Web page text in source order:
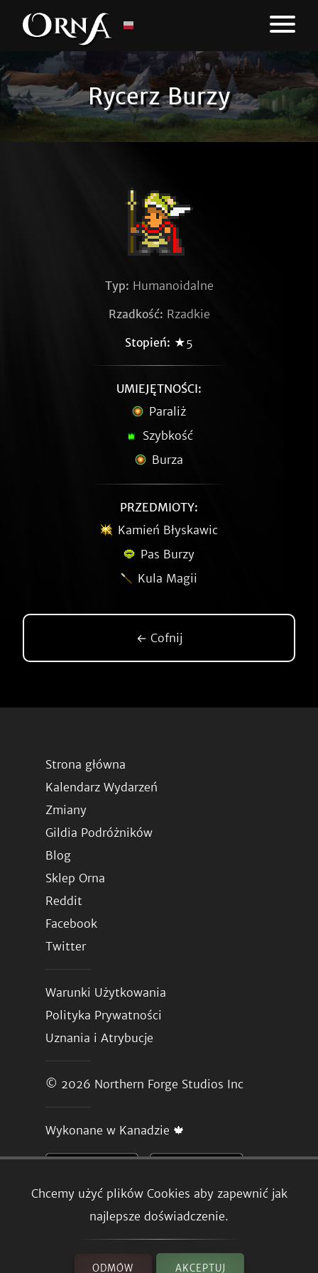
Rycerz Burzy
Chcemy użyć plików Cookies aby zapewnić jak
najlepsze doświadczenie.
ODMÓW AKCEPTUJ
Typ: Humanoidalne
Rzadkość: Rzadkie
Stopień: ★5
UMIEJĘTNOŚCI:
Paraliż
Szybkość
Burza
PRZEDMIOTY:
Kamień Błyskawic
Pas Burzy
Kula Magii
← Cofnij
Strona główna
Kalendarz Wydarzeń
Zmiany
Gildia Podróżników
Blog
Sklep Orna
Reddit
Facebook
Twitter
Warunki Użytkowania
Polityka Prywatności
Uznania i Atrybucje
© 2026 Northern Forge Studios Inc
Wykonane w Kanadzie 🍁